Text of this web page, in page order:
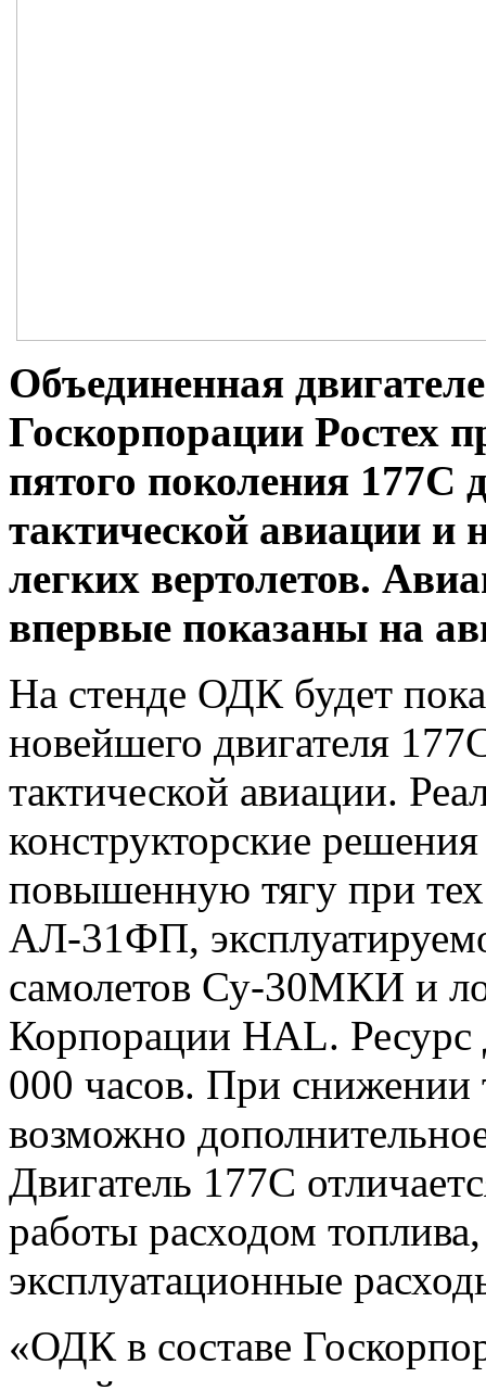
Объединенная
Госкорпорации Ростех
пятого поколения 177С
тактической авиации и
легких вертолетов.
впервые показаны на
На стенде ОДК будет
новейшего двигателя
тактической авиации.
конструкторские
повышенную тягу при тех
АЛ-31ФП,
самолетов Су-30МКИ и
Корпорации HAL. Ресурс
000 часов. При снижении
возможно
Двигатель 177С
работы расходом
эксплуатационные
«ОДК в составе